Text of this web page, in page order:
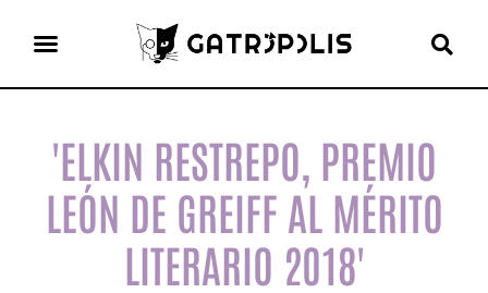
'ELKIN RESTREPO, PREMIO
LEÓN DE GREIFF AL MÉRITO
LITERARIO 2018'